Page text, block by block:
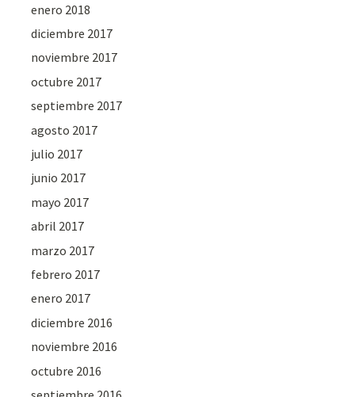
enero 2018
diciembre 2017
noviembre 2017
octubre 2017
septiembre 2017
agosto 2017
julio 2017
junio 2017
mayo 2017
abril 2017
marzo 2017
febrero 2017
enero 2017
diciembre 2016
noviembre 2016
octubre 2016